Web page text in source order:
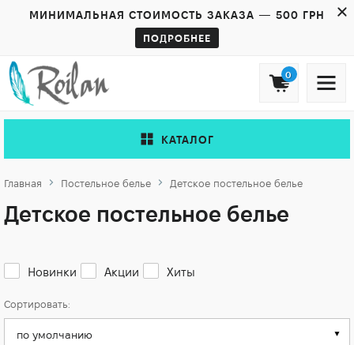
МИНИМАЛЬНАЯ СТОИМОСТЬ ЗАКАЗА — 500 ГРН
ПОДРОБНЕЕ
0
КАТАЛОГ
Главная Постельное белье Детское постельное белье
Детское постельное белье
Новинки Акции Хиты
Сортировать: